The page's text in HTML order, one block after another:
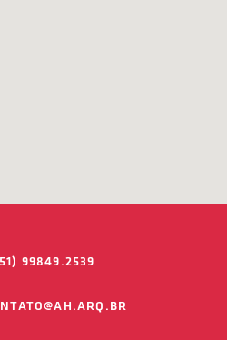
99849.2539